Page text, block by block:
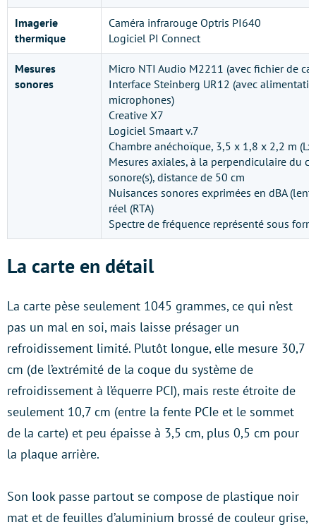
Imagerie
thermique
Caméra infrarouge Optris PI640
Logiciel PI Connect
Mesures
sonores
Micro NTI Audio M2211 (avec fichier de
Interface Steinberg UR12 (avec
microphones)
Creative X7
Logiciel Smaart v.7
Chambre anéchoïque, 3,5 x 1,8 x 2,2 m
Mesures axiales, à la perpendiculaire du
sonore(s), distance de 50 cm
Nuisances sonores exprimées en dBA
réel (RTA)
Spectre de fréquence représenté sous
La carte en détail
La carte pèse seulement 1045 grammes, ce qui n’est
pas un mal en soi, mais laisse présager un
refroidissement limité. Plutôt longue, elle mesure 30,7
cm (de l’extrémité de la coque du système de
refroidissement à l’équerre PCI), mais reste étroite de
seulement 10,7 cm (entre la fente PCIe et le sommet
de la carte) et peu épaisse à 3,5 cm, plus 0,5 cm pour
la plaque arrière.
Son look passe partout se compose de plastique noir
mat et de feuilles d’aluminium brossé de couleur grise,